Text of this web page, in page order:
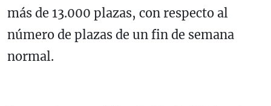
más de 13.000 plazas, con respecto al
número de plazas de un fin de semana
normal.